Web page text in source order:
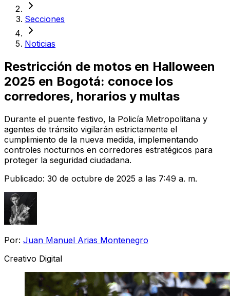
Secciones
Noticias
Restricción de motos en Halloween
2025 en Bogotá: conoce los
corredores, horarios y multas
Durante el puente festivo, la Policía Metropolitana y
agentes de tránsito vigilarán estrictamente el
cumplimiento de la nueva medida, implementando
controles nocturnos en corredores estratégicos para
proteger la seguridad ciudadana.
Publicado: 30 de octubre de 2025 a las 7:49 a. m.
Por: Juan Manuel Arias Montenegro
Creativo Digital